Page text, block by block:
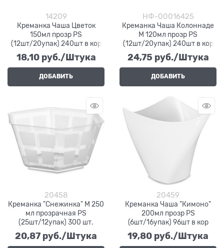
14209
Креманка Чаша Цветок
150мл прозр PS
(12шт/20упак) 240шт в кор
18,10 руб./Штука
ДОБАВИТЬ
НФ-00016425
Креманка Чаша Колоннаде
М 120мл прозр PS
(12шт/20упак) 240шт в кор
24,75 руб./Штука
ДОБАВИТЬ
20458
Креманка "Снежинка" М 250
мл прозрачная PS
(25шт/12упак) 300 шт.
20,87 руб./Штука
20459
Креманка Чаша "Кимоно"
200мл прозр PS
(6шт/16упак) 96шт в кор
19,80 руб./Штука